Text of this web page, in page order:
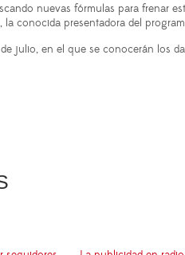
nuevas fórmulas para frenar
conocida presentadora del
julio, en el que se conocerán los